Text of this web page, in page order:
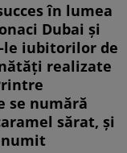
în lumea
Dubai și
le iubitorilor de
realizate
se numără
sărat, și